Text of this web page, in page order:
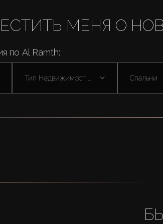
МЕНЯ О
по Al Ramth:
Тип Недвижимост ... Спальни